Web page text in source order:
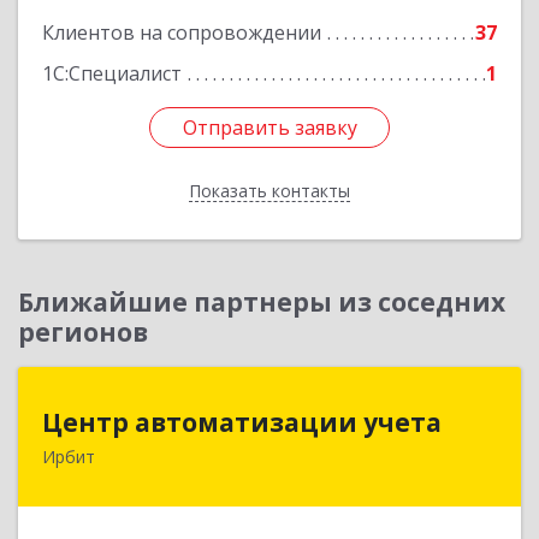
Клиентов на сопровождении
37
1С:Специалист
1
Отправить заявку
Показать контакты
Отправить заявку
Назад
Ближайшие партнеры из соседних
регионов
Центр автоматизации учета
Ирбит623854, Свердловская обл, Ирбит г, Маршала